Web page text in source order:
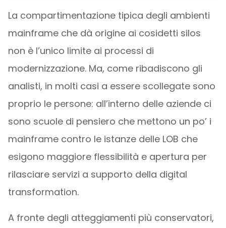
La compartimentazione tipica degli ambienti
mainframe che dà origine ai cosidetti silos
non è l’unico limite ai processi di
modernizzazione. Ma, come ribadiscono gli
analisti, in molti casi a essere scollegate sono
proprio le persone: all’interno delle aziende ci
sono scuole di pensiero che mettono un po’ i
mainframe contro le istanze delle LOB che
esigono maggiore flessibilità e apertura per
rilasciare servizi a supporto della digital
transformation.
A fronte degli atteggiamenti più conservatori,